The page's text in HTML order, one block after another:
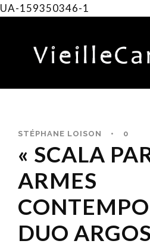
UA-159350346-1
STÉPHANE LOISON • 0
« SCALA
ARMES
DUO ARGOS